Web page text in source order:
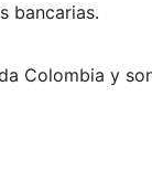
bancarias.
Colombia y